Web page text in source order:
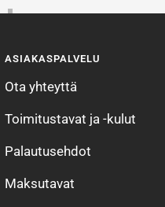
4
ASIAKASPALVELU
Ota yhteyttä
Toimitustavat ja -kulut
Palautusehdot
Maksutavat